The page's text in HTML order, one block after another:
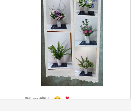
私の癒し